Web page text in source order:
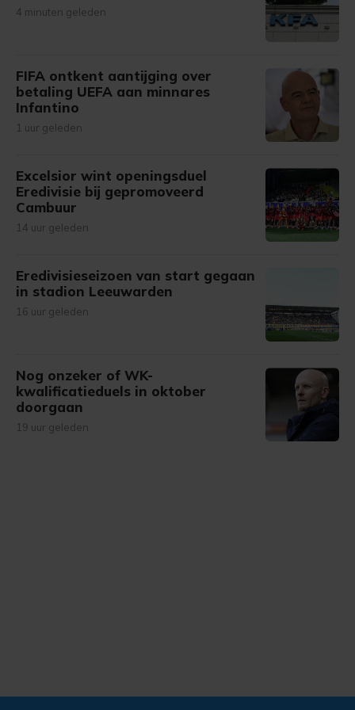
4 minuten geleden
FIFA ontkent aantijging over
betaling UEFA aan minnares
Infantino
1 uur geleden
Excelsior wint openingsduel
Eredivisie bij gepromoveerd
Cambuur
14 uur geleden
Eredivisieseizoen van start gegaan
in stadion Leeuwarden
16 uur geleden
Nog onzeker of WK-
kwalificatieduels in oktober
doorgaan
19 uur geleden